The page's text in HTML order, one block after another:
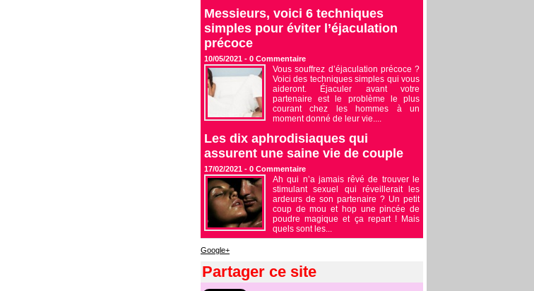
Messieurs, voici 6 techniques
simples pour éviter l’éjaculation
précoce
10/05/2021 - 0 Commentaire
Vous souffrez d’éjaculation précoce ?
Voici des techniques simples qui vous
aideront. Éjaculer avant votre
partenaire est le problème le plus
courant chez les hommes à un
moment donné de leur vie....
Les dix aphrodisiaques qui
assurent une saine vie de couple
17/02/2021 - 0 Commentaire
Ah qui n’a jamais rêvé de trouver le
stimulant sexuel qui réveillerait les
ardeurs de son partenaire ? Un petit
coup de mou et hop une pincée de
poudre magique et ça repart ! Mais
quels sont les...
Google+
Partager ce site